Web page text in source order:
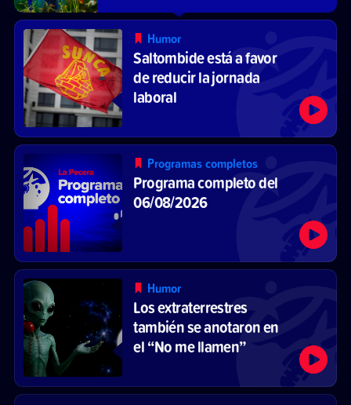
Humor
Saltombide está a favor
de reducir la jornada
laboral
Programas completos
Programa completo del
06/08/2026
Humor
Los extraterrestres
también se anotaron en
el “No me llamen”